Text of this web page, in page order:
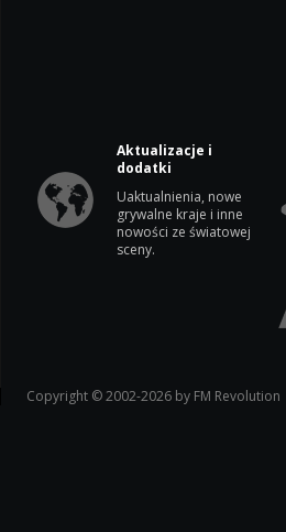
Aktualizacje i
dodatki
Uaktualnienia, nowe
grywalne kraje i inne
nowości ze światowej
sceny.
Copyright © 2002-2026 by FM Revolution